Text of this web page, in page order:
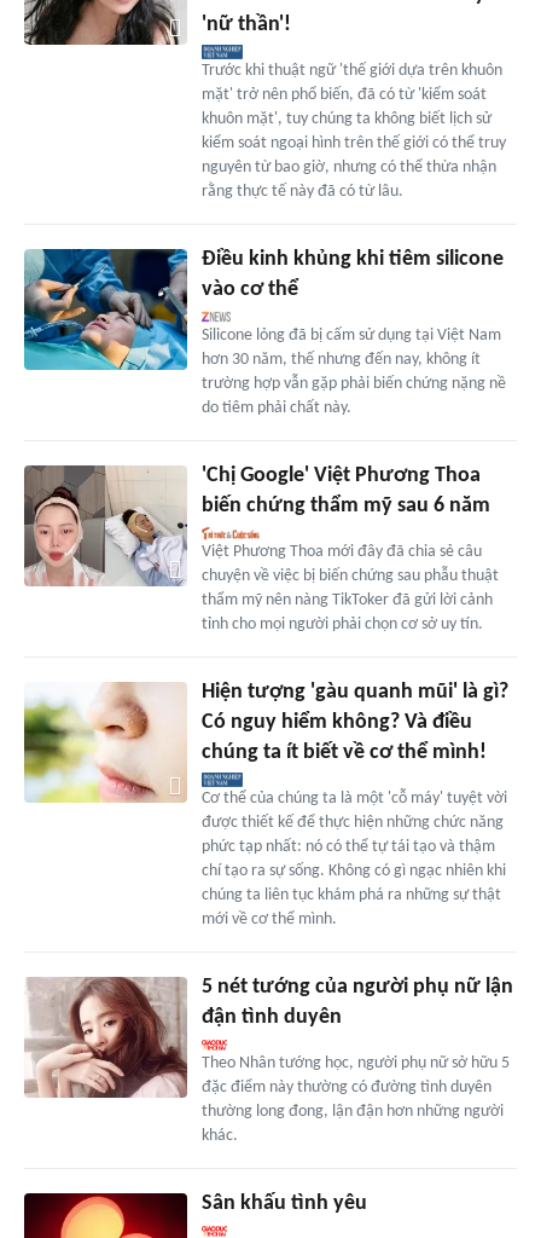
'nữ thần'!
Trước khi thuật ngữ 'thế giới dựa trên khuôn
mặt' trở nên phổ biến, đã có từ 'kiểm soát
khuôn mặt', tuy chúng ta không biết lịch sử
kiểm soát ngoại hình trên thế giới có thể truy
nguyên từ bao giờ, nhưng có thể thừa nhận
rằng thực tế này đã có từ lâu.
Điều kinh khủng khi tiêm silicone
vào cơ thể
Silicone lỏng đã bị cấm sử dụng tại Việt Nam
hơn 30 năm, thế nhưng đến nay, không ít
trường hợp vẫn gặp phải biến chứng nặng nề
do tiêm phải chất này.
'Chị Google' Việt Phương Thoa
biến chứng thẩm mỹ sau 6 năm
Việt Phương Thoa mới đây đã chia sẻ câu
chuyện về việc bị biến chứng sau phẫu thuật
thẩm mỹ nên nàng TikToker đã gửi lời cảnh
tỉnh cho mọi người phải chọn cơ sở uy tín.
Hiện tượng 'gàu quanh mũi' là gì?
Có nguy hiểm không? Và điều
chúng ta ít biết về cơ thể mình!
Cơ thể của chúng ta là một 'cỗ máy' tuyệt vời
được thiết kế để thực hiện những chức năng
phức tạp nhất: nó có thể tự tái tạo và thậm
chí tạo ra sự sống. Không có gì ngạc nhiên khi
chúng ta liên tục khám phá ra những sự thật
mới về cơ thể mình.
5 nét tướng của người phụ nữ lận
đận tình duyên
Theo Nhân tướng học, người phụ nữ sở hữu 5
đặc điểm này thường có đường tình duyên
thường long đong, lận đận hơn những người
khác.
Sân khấu tình yêu